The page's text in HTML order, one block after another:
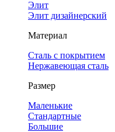
Элит
Элит дизайнерский
Материал
Сталь с покрытием
Нержавеющая сталь
Размер
Маленькие
Стандартные
Большие